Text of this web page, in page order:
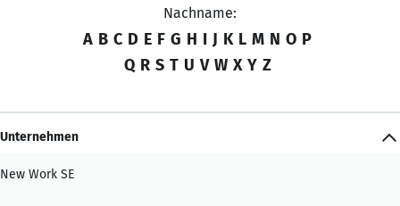
Nachname:
A B C D E F G H I J K L M N O P
Q R S T U V W X Y Z
Unternehmen
New Work SE